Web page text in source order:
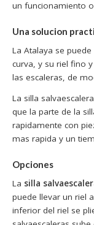
un funcionamiento
Una solucion
La Atalaya se
curva, y su riel fino
las escaleras, de
La silla
que la parte de la
rapidamente con
mas rapida y un
Opciones
La silla
puede llevar un riel
inferior del riel se